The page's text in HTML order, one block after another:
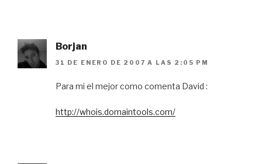
Borjan
31 DE ENERO DE 2007 A LAS 2:05 PM
Para mi el mejor como comenta David :
http://whois.domaintools.com/